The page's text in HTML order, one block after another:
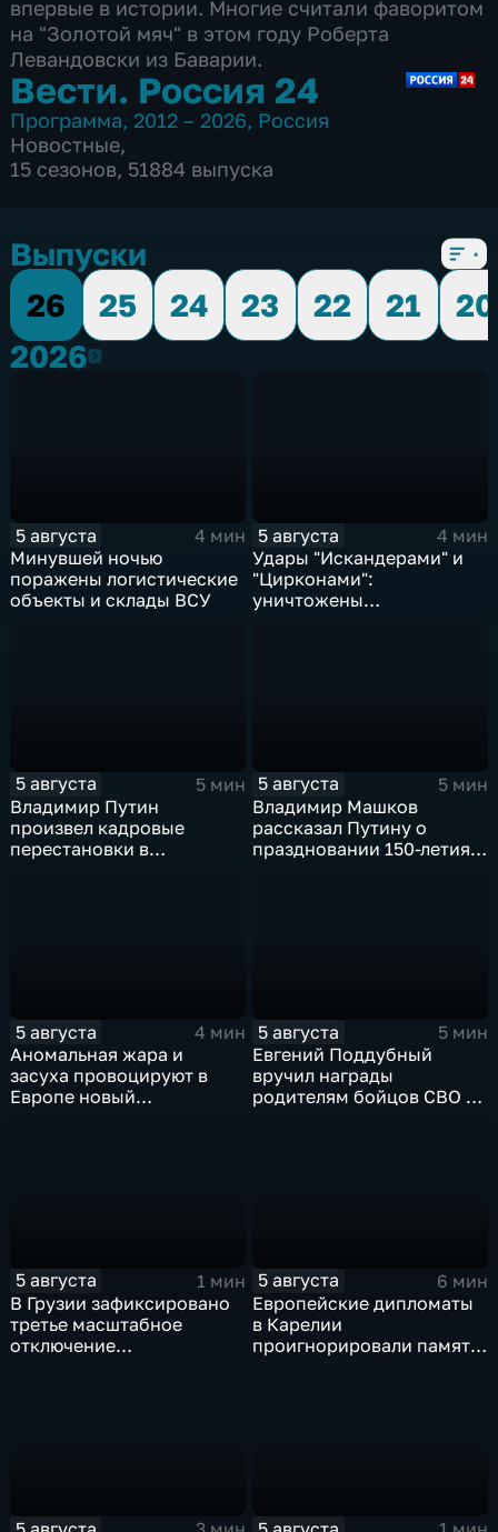
впервые в истории. Многие считали фаворитом
на "Золотой мяч" в этом году Роберта
Левандовски из Баварии.
Вести. Россия 24
Программа, 2012 – 2026, Россия
Новостные,
15 сезонов, 51884 выпуска
Выпуски
26
25 24 23 22 21
20
20262026
5 августа
4 мин
Минувшей ночью
поражены логистические
объекты и склады ВСУ
5 августа
4 мин
Удары "Искандерами" и
"Цирконами":
уничтожены
5 августа
5 мин
Владимир Путин
произвел кадровые
перестановки в
5 августа
5 мин
Владимир Машков
рассказал Путину о
праздновании 150-летия
5 августа
4 мин
Аномальная жара и
засуха провоцируют в
Европе новый
5 августа
5 мин
Евгений Поддубный
вручил награды
родителям бойцов СВО в
5 августа
1 мин
В Грузии зафиксировано
третье масштабное
отключение
5 августа
6 мин
Европейские дипломаты
в Карелии
проигнорировали память